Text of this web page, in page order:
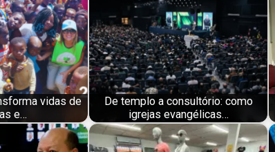
vidas de
e…
De templo a consultório: como
igrejas evangélicas…